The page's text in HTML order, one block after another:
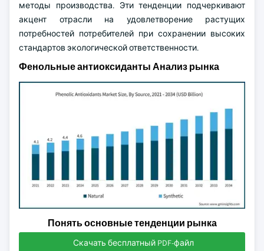
методы производства. Эти тенденции подчеркивают
акцент отрасли на удовлетворение растущих
потребностей потребителей при сохранении высоких
стандартов экологической ответственности.
Фенольные антиоксиданты Анализ рынка
Понять основные тенденции рынка
Скачать бесплатный PDF-файл